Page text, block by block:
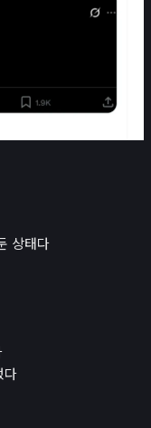
상태다
다